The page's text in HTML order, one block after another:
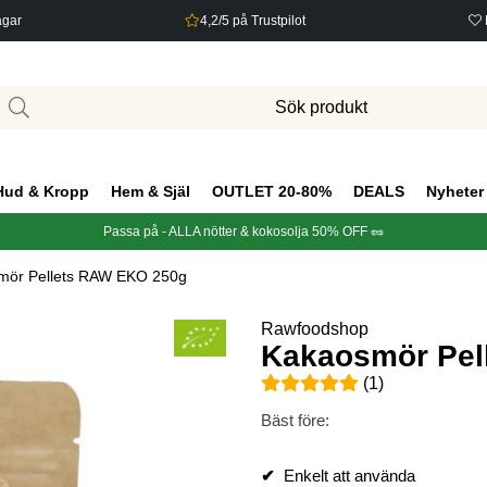
4,2/5 på Trustpilot
& Kropp Hem & Själ OUTLET 20-80% DEALS Nyheter
Passa på - ALLA nötter & kokosolja 50% OFF 🥜
Pellets RAW EKO 250g
Rawfoodshop
Kakaosmör
Medelbetyg 5 av 5 Antal
(1)
Bäst före:
✔
Enkelt att använda